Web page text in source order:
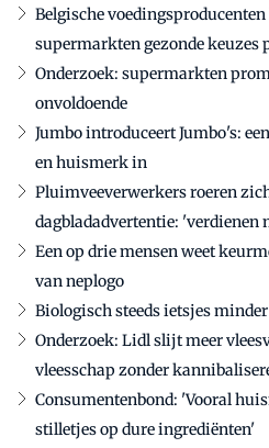
Belgische
supermarkten gezonde keuzes
Onderzoek: supermarkten
onvoldoende
Jumbo introduceert Jumbo's:
en huismerk in
Pluimveeverwerkers roeren
dagbladadvertentie: 'verdienen
Een op drie mensen weet
van neplogo
Biologisch steeds ietsjes
Onderzoek: Lidl slijt meer
vleesschap zonder
Consumentenbond: 'Vooral
stilletjes op dure ingrediënten'